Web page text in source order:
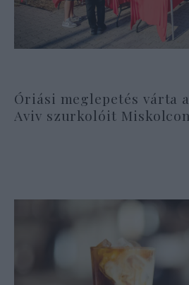
Óriási meglepetés várta
Aviv szurkolóit Miskolcon